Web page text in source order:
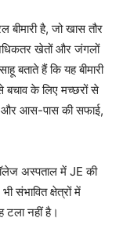
है, जो खास तौर
खेतों और जंगलों
बताते हैं कि यह बीमारी
के लिए मच्छरों से
और आस-पास की सफाई,
अस्पताल में JE की
संभावित क्षेत्रों में
टला नहीं है।